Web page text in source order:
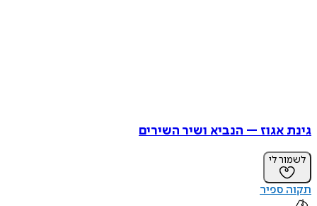
גינת אגוז – הנביא ושיר השירים
לשמור לי
תקוה ספיר